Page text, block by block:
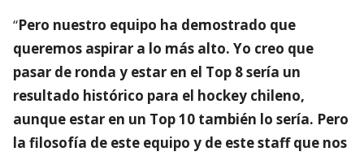
“Pero nuestro equipo ha demostrado que
queremos aspirar a lo más alto. Yo creo que
pasar de ronda y estar en el Top 8 sería un
resultado histórico para el hockey chileno,
aunque estar en un Top 10 también lo sería. Pero
la filosofía de este equipo y de este staff que nos